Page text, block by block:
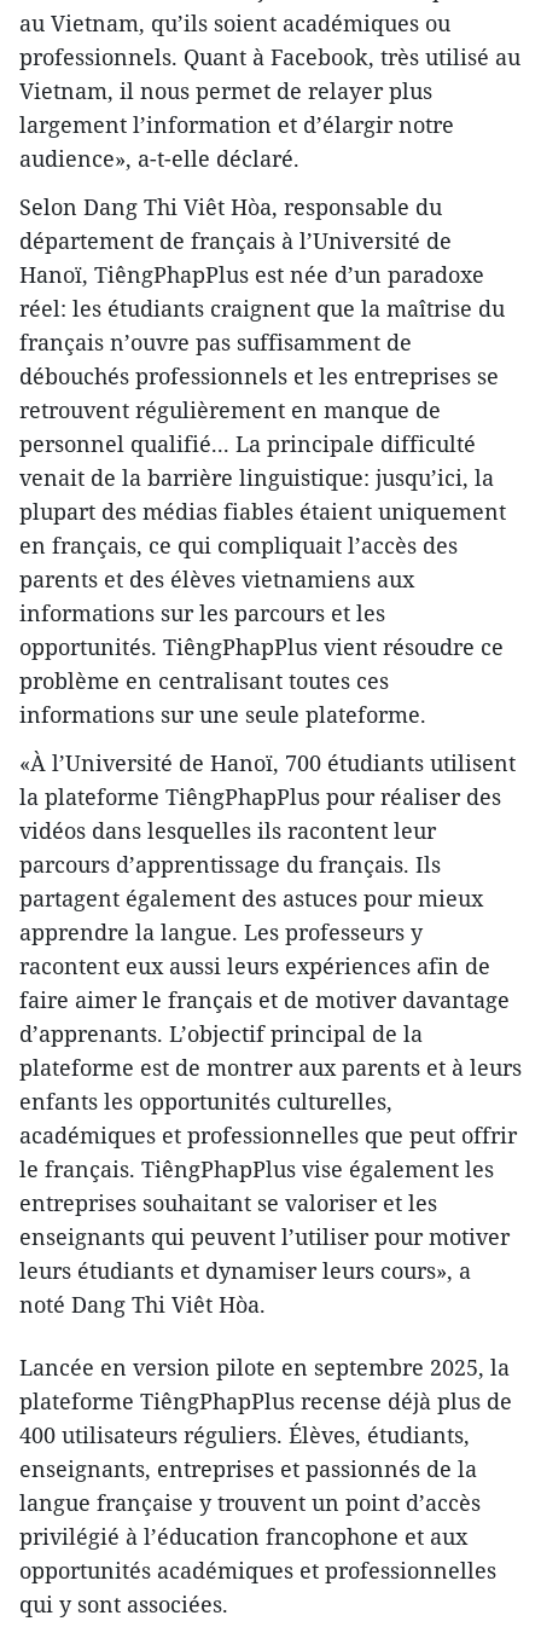
au Vietnam, qu’ils soient académiques ou
professionnels. Quant à Facebook, très utilisé au
Vietnam, il nous permet de relayer plus
largement l’information et d’élargir notre
audience», a-t-elle déclaré.
Selon Dang Thi Viêt Hòa, responsable du
département de français à l’Université de
Hanoï, TiêngPhapPlus est née d’un paradoxe
réel: les étudiants craignent que la maîtrise du
français n’ouvre pas suffisamment de
débouchés professionnels et les entreprises se
retrouvent régulièrement en manque de
personnel qualifié... La principale difficulté
venait de la barrière linguistique: jusqu’ici, la
plupart des médias fiables étaient uniquement
en français, ce qui compliquait l’accès des
parents et des élèves vietnamiens aux
informations sur les parcours et les
opportunités. TiêngPhapPlus vient résoudre ce
problème en centralisant toutes ces
informations sur une seule plateforme.
«À l’Université de Hanoï, 700 étudiants utilisent
la plateforme TiêngPhapPlus pour réaliser des
vidéos dans lesquelles ils racontent leur
parcours d’apprentissage du français. Ils
partagent également des astuces pour mieux
apprendre la langue. Les professeurs y
racontent eux aussi leurs expériences afin de
faire aimer le français et de motiver davantage
d’apprenants. L’objectif principal de la
plateforme est de montrer aux parents et à leurs
enfants les opportunités culturelles,
académiques et professionnelles que peut offrir
le français. TiêngPhapPlus vise également les
entreprises souhaitant se valoriser et les
enseignants qui peuvent l’utiliser pour motiver
leurs étudiants et dynamiser leurs cours», a
noté Dang Thi Viêt Hòa.
Lancée en version pilote en septembre 2025, la
plateforme TiêngPhapPlus recense déjà plus de
400 utilisateurs réguliers. Élèves, étudiants,
enseignants, entreprises et passionnés de la
langue française y trouvent un point d’accès
privilégié à l’éducation francophone et aux
opportunités académiques et professionnelles
qui y sont associées.